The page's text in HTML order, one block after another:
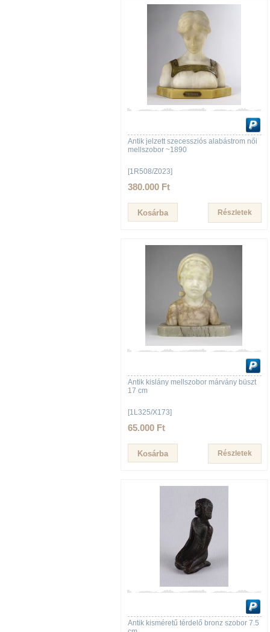
Antik jelzett szecessziós alabástrom női
mellszobor ~1890
[1R508/Z023]
380.000 Ft
Részletek
Antik kislány mellszobor márvány büszt
17 cm
[1L325/X173]
65.000 Ft
Részletek
Antik kisméretű térdelő bronz szobor 7.5